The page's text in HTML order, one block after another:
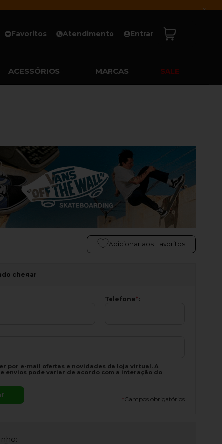
x
Favoritos Atendimento Entrar
ACESSÓRIOS MARCAS SALE
Adicionar aos Favoritos
chegar
Telefone*:
por e-mail ofertas e novidades da loja virtual. A
envios pode variar de acordo com a interação do
*Campos obrigatórios